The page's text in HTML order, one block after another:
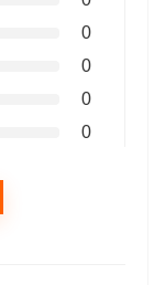
0
0
0
0